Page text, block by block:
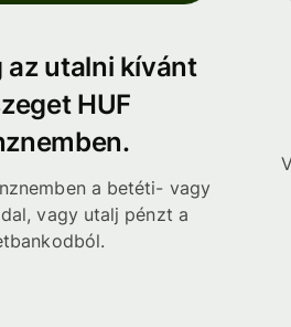
az utalni kívánt
HUF
a betéti- vagy
vagy utalj pénzt a